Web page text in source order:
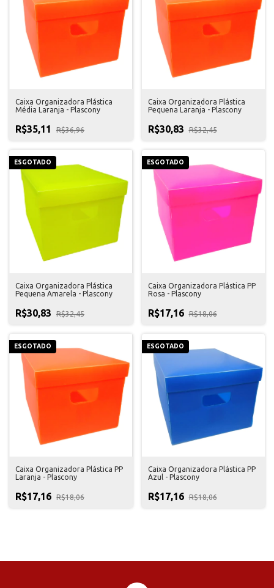
Caixa Organizadora Plástica
Média Laranja - Plascony
R$35,11 R$36,96
Caixa Organizadora Plástica
Pequena Laranja - Plascony
R$30,83 R$32,45
ESGOTADO
Caixa Organizadora Plástica
Pequena Amarela - Plascony
R$30,83 R$32,45
ESGOTADO
Caixa Organizadora Plástica PP
Rosa - Plascony
R$17,16 R$18,06
ESGOTADO
Caixa Organizadora Plástica PP
Laranja - Plascony
R$17,16 R$18,06
ESGOTADO
Caixa Organizadora Plástica PP
Azul - Plascony
R$17,16 R$18,06